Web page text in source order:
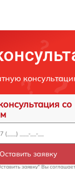
со
Оставить заявку
заявку" Вы